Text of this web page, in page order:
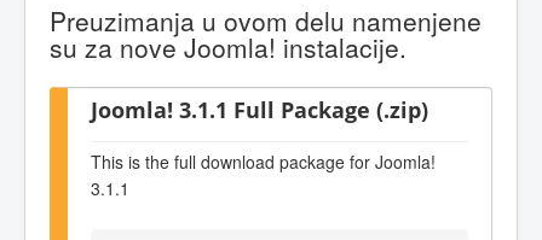
Preuzimanja u ovom delu namenjene
su za nove Joomla! instalacije.
Joomla! 3.1.1 Full Package (.zip)
This is the full download package for Joomla!
3.1.1